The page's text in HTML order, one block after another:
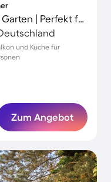
Ferienhaus mit Terrasse und Garten | Perfekt für die Arbeit von Zuhause
und Küche für
Zum Angebot